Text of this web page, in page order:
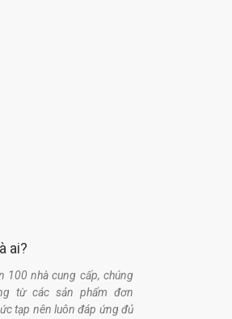
ai?
100 nhà cung cấp, chúng
từ các sản phẩm đơn
tạp nên luôn đáp ứng đủ